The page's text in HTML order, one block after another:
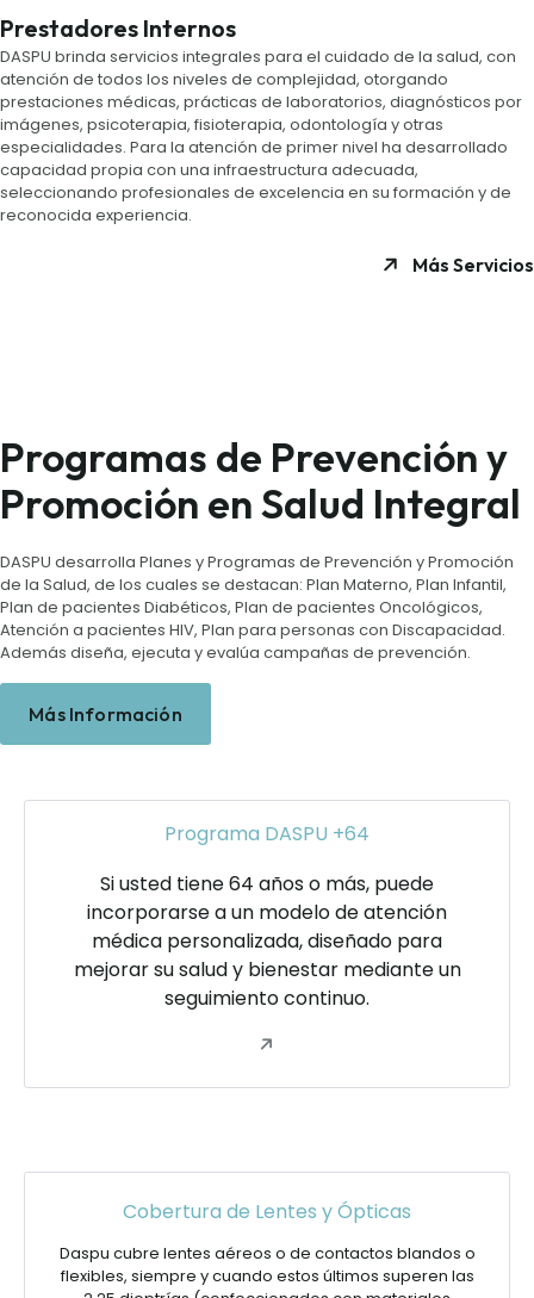
Prestadores Internos
DASPU brinda servicios integrales para el cuidado de la salud, con
atención de todos los niveles de complejidad, otorgando
prestaciones médicas, prácticas de laboratorios, diagnósticos por
imágenes, psicoterapia, fisioterapia, odontología y otras
especialidades. Para la atención de primer nivel ha desarrollado
capacidad propia con una infraestructura adecuada,
seleccionando profesionales de excelencia en su formación y de
reconocida experiencia.
Más Servicios
Programas de Prevención y
Promoción en Salud Integral
DASPU desarrolla Planes y Programas de Prevención y Promoción
de la Salud, de los cuales se destacan: Plan Materno, Plan Infantil,
Plan de pacientes Diabéticos, Plan de pacientes Oncológicos,
Atención a pacientes HIV, Plan para personas con Discapacidad.
Además diseña, ejecuta y evalúa campañas de prevención.
Más Información
Programa DASPU +64
Si usted tiene 64 años o más, puede
incorporarse a un modelo de atención
médica personalizada, diseñado para
mejorar su salud y bienestar mediante un
seguimiento continuo.
Cobertura de Lentes y Ópticas
Daspu cubre lentes aéreos o de contactos blandos o
flexibles, siempre y cuando estos últimos superen las